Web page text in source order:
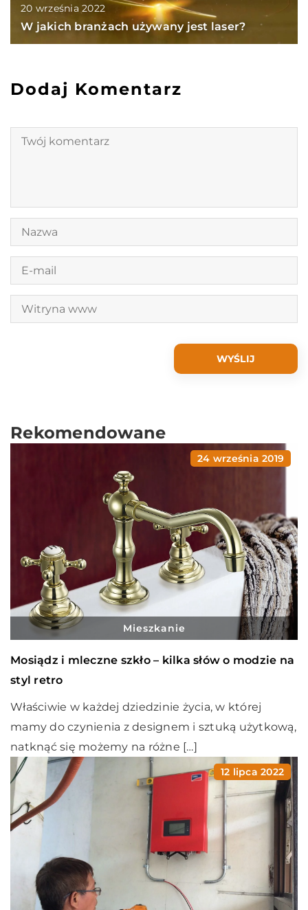
20 września 2022
W jakich branżach używany jest laser?
Dodaj Komentarz
Rekomendowane
24 września 2019
Mieszkanie
Mosiądz i mleczne szkło – kilka słów o modzie na
styl retro
Właściwie w każdej dziedzinie życia, w której
mamy do czynienia z designem i sztuką użytkową,
natknąć się możemy na różne […]
12 lipca 2022